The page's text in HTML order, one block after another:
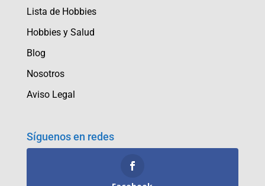
Lista de Hobbies
Hobbies y Salud
Blog
Nosotros
Aviso Legal
Síguenos en redes